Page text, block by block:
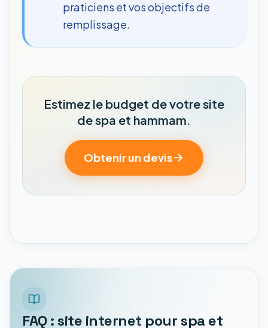
praticiens et vos objectifs de
remplissage.
Estimez le budget de votre site
de spa et hammam.
Obtenir un devis
FAQ : site internet pour spa et